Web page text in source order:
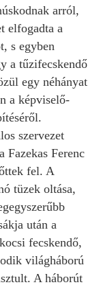
arról,
elfogadta a
s egyben
a tűzifecskendő
egy néhányat
a képviselő-
szervezet
Fazekas Ferenc
fel. A
tüzek oltása,
után a
fecskendő,
világháború
A háborút